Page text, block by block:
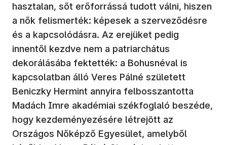
hasztalan, sőt erőforrássá tudott válni, hiszen
a nők felismerték: képesek a szerveződésre
és a kapcsolódásra. Az erejüket pedig
innentől kezdve nem a patriarchátus
dekorálásába fektették: a Bohusnéval is
kapcsolatban álló Veres Pálné született
Beniczky Hermint annyira felbosszantotta
Madách Imre akadémiai székfoglaló beszéde,
hogy kezdeményezésére létrejött az
Országos Nőképző Egyesület, amelyből